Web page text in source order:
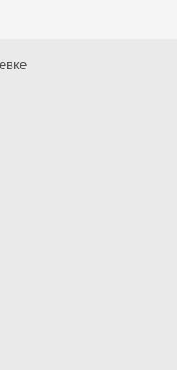
и получи